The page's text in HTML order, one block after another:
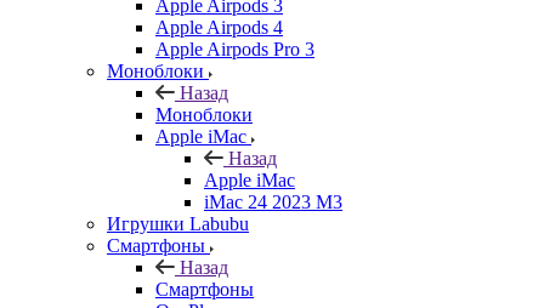
Apple Airpods 3
Apple Airpods 4
Apple Airpods Pro 3
Моноблоки
Назад
Моноблоки
Apple iMac
Назад
Apple iMac
iMac 24 2023 M3
Игрушки Labubu
Смартфоны
Назад
Смартфоны